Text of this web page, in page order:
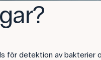
för detektion av